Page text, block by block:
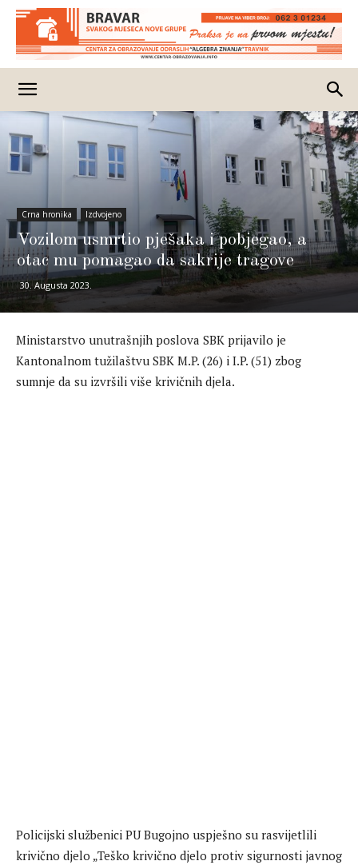
Crna hronika Izdvojeno
Vozilom usmrtio pješaka i pobjegao, a
otac mu pomagao da sakrije tragove
30. Augusta 2023.
Ministarstvo unutrašnjih poslova SBK prijavilo je
Kantonalnom tužilaštvu SBK M.P. (26) i I.P. (51) zbog
sumnje da su izvršili više krivičnih djela.
Policijski službenici PU Bugojno uspješno su rasvijetlili
krivično djelo „Teško krivično djelo protiv sigurnosti javnog